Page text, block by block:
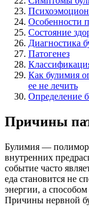
Особенности
Состояние
Диагностика
Патогенез
Как булимия
ее не лечить
Определение
Причины
Булимия —
внутренних
событие часто
еда становится не
энергии, а
Причины нервной